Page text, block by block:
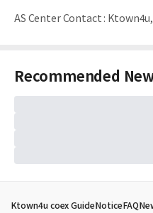
AS Center Contact:
Recommended
Ktown4u coex GuideNoticeFAQ